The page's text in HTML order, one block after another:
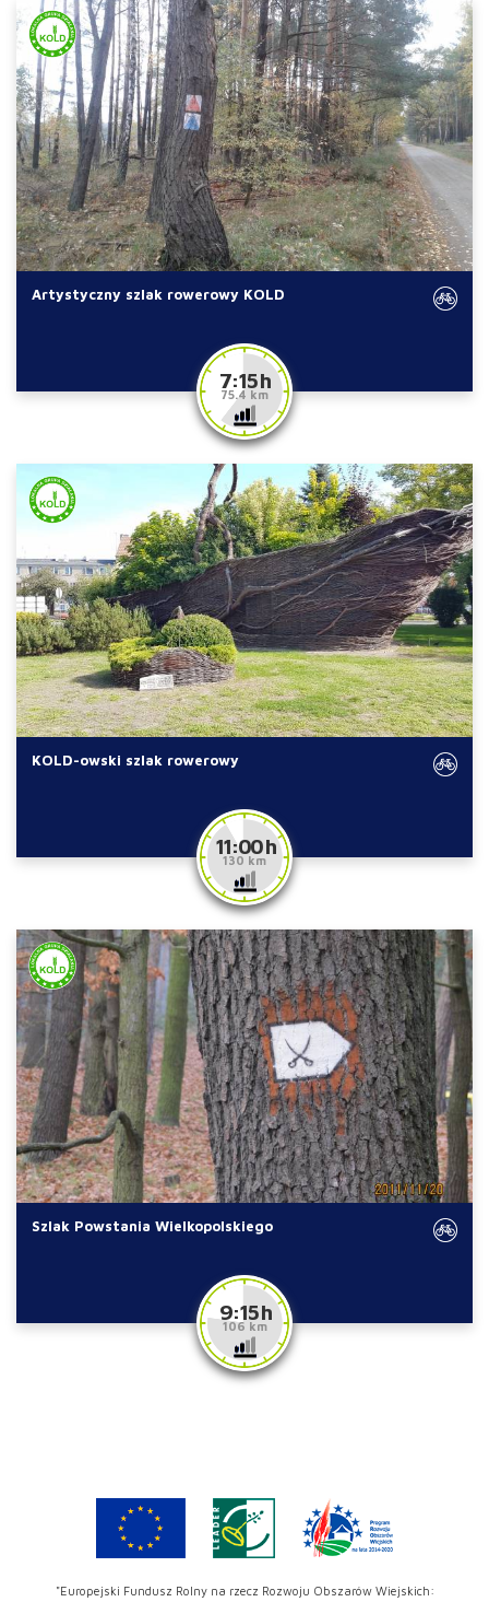
Artystyczny szlak rowerowy KOLD
7:15 h
75.4 km
KOLD-owski szlak rowerowy
11:00 h
130 km
Szlak Powstania Wielkopolskiego
9:15 h
106 km
"Europejski Fundusz Rolny na rzecz Rozwoju Obszarów Wiejskich: